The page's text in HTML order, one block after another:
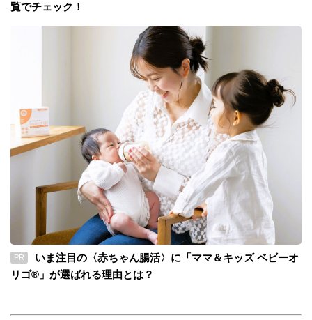
覧でチェック！
PR
いま注目の〈赤ちゃん腸活〉に「ママ＆キッズ ベビーオ
リゴ®」が選ばれる理由とは？